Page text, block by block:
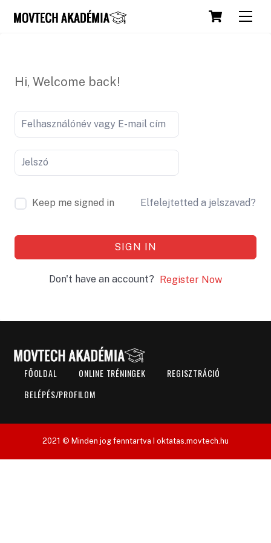
Cart
Hi, Welcome back!
Keep me signed in Elfelejtetted a jelszavad?
SIGN IN
Don't have an account? Register Now
FŐOLDAL ONLINE TRÉNINGEK
REGISZTRÁCIÓ
BELÉPÉS/PROFILOM
2021 © Minden jog fenntartva I oktatas.movtech.hu